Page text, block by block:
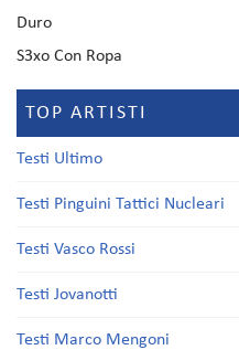
Duro
S3xo Con Ropa
TOP ARTISTI
Testi Ultimo
Testi Pinguini Tattici Nucleari
Testi Vasco Rossi
Testi Jovanotti
Testi Marco Mengoni